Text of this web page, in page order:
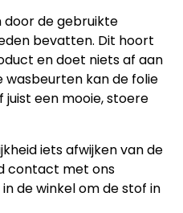
door de gebruikte
bevatten. Dit hoort
en doet niets af aan
wasbeurten kan de folie
een mooie, stoere
iets afwijken van de
contact met ons
de winkel om de stof in